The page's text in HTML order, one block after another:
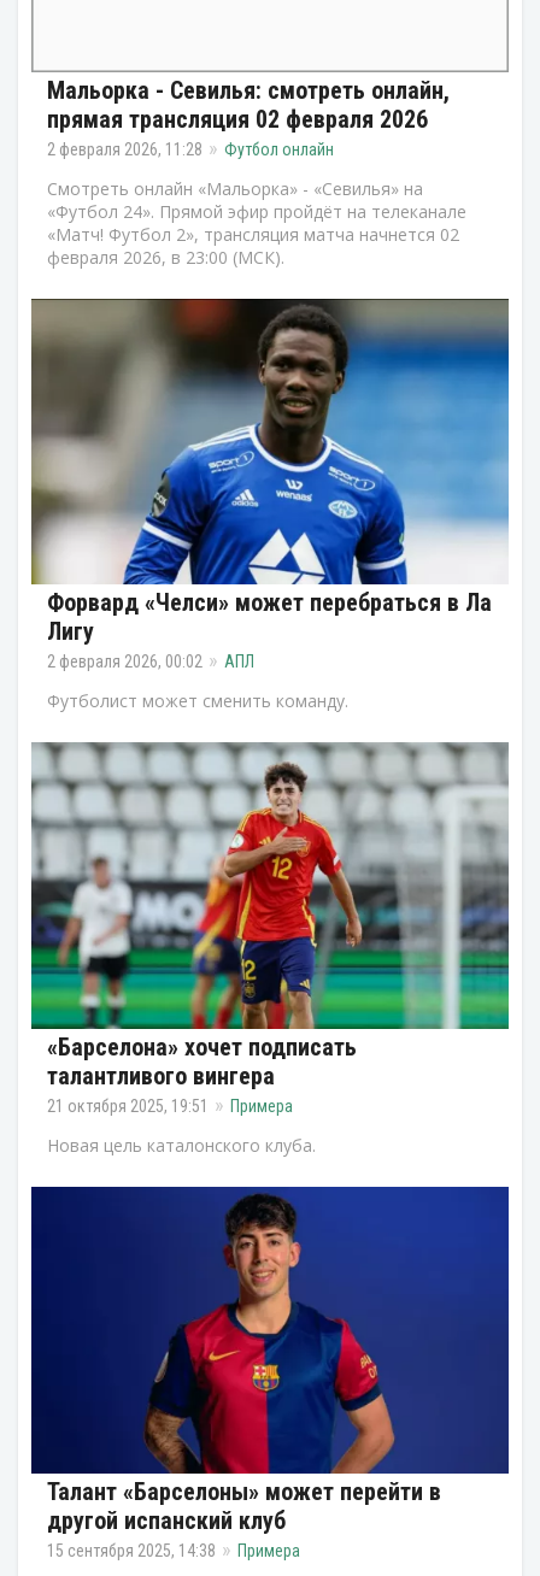
Мальорка - Севилья: смотреть онлайн,
прямая трансляция 02 февраля 2026
2 февраля 2026, 11:28 Футбол онлайн
Смотреть онлайн «Мальорка» - «Севилья» на
«Футбол 24». Прямой эфир пройдёт на телеканале
«Матч! Футбол 2», трансляция матча начнется 02
февраля 2026, в 23:00 (МСК).
Форвард «Челси» может перебраться в Ла
Лигу
2 февраля 2026, 00:02 АПЛ
Футболист может сменить команду.
«Барселона» хочет подписать
талантливого вингера
21 октября 2025, 19:51 Примера
Новая цель каталонского клуба.
Талант «Барселоны» может перейти в
другой испанский клуб
15 сентября 2025, 14:38 Примера